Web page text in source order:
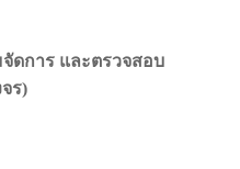
ดการ และตรวจสอบ
ร)